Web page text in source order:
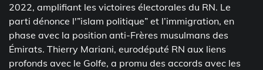
2022, amplifiant les victoires électorales du RN. Le
parti dénonce l'”islam politique” et l’immigration, en
phase avec la position anti-Frères musulmans des
Émirats. Thierry Mariani, eurodéputé RN aux liens
profonds avec le Golfe, a promu des accords avec les